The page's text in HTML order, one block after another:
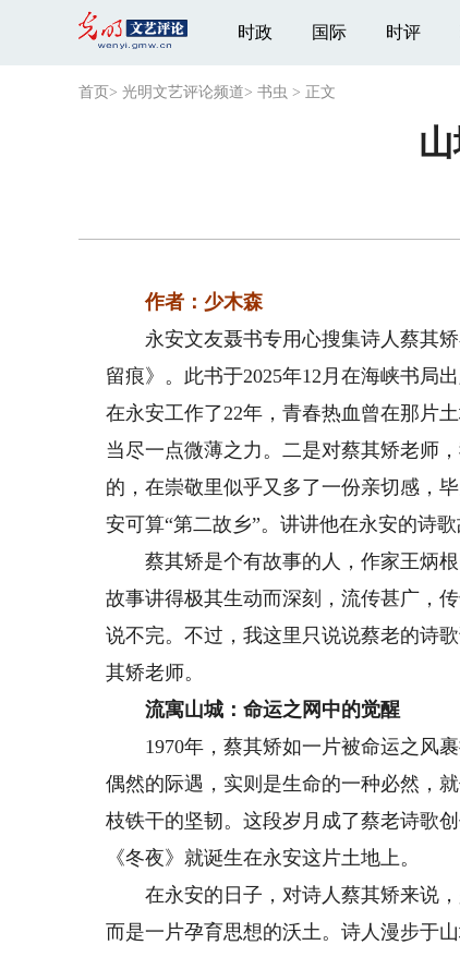
时政 国际 时评
首页 > 光明文艺评论频道> 书虫 > 正文
作者：少木森
永安文友聂书专用心搜集诗人蔡其矫
留痕》。此书于2025年12月在海峡书局
在永安工作了22年，青春热血曾在那片
当尽一点微薄之力。二是对蔡其矫老师
的，在崇敬里似乎又多了一份亲切感，
安可算“第二故乡”。讲讲他在永安的诗
蔡其矫是个有故事的人，作家王炳根
故事讲得极其生动而深刻，流传甚广，
说不完。不过，我这里只说说蔡老的诗
其矫老师。
流寓山城：命运之网中的觉醒
1970年，蔡其矫如一片被命运之风裹
偶然的际遇，实则是生命的一种必然，
枝铁干的坚韧。这段岁月成了蔡老诗歌
《冬夜》就诞生在永安这片土地上。
在永安的日子，对诗人蔡其矫来说，
而是一片孕育思想的沃土。诗人漫步于